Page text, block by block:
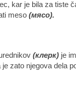
kar je bila za tiste
meso (мясо).
(клерк) je
zato njegova dela